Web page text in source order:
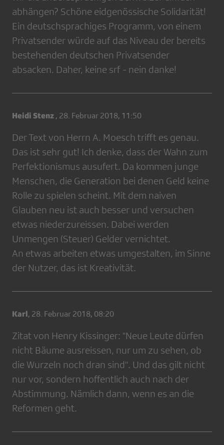
abhängen? Schöne eidgenössische Solidarität!
Ein deutschsprachiges Programm, von einem
Privatsender würde auf das Niveau der bereits
bestehenden deutschen Privatsender
absacken. Daher, keine srf - nein danke!
Heidi Stenz , 28. Februar 2018, 11:50
Der Text von Herrn A. Moesch trifft es genau.
Das ist sehr gut! Ich denke, dass der Wahn zum
Perfektionismus ausufert. Da kommen junge
Menschen, die Generation bei denen Geld keine
Rolle zu spielen scheint. Mit dem naiven
Glauben neu ist auch besser und versuchen
etwas niederzureissen. Dabei werden
Unmengen (Steuer) Gelder vernichtet.
An etwas arbeiten etwas umgestalten, im Sinne
der Nutzer, das ist Kreativität.
Karl, 28. Februar 2018, 08:20
Zitat von Henry Kissinger: "Neue Leute dürfen
nicht Bäume ausreissen, nur um zu sehen, ob
die Wurzeln noch dran sind". Und das gilt nicht
nur vor, sondern hoffentlich auch nach der
Abstimmung. Nämlich dann, wenn es an die
Reformen geht.